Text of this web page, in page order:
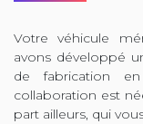
Votre véhicule
avons développé
de fabrication
collaboration est
part ailleurs, qui